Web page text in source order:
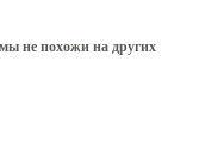
не похожи на других